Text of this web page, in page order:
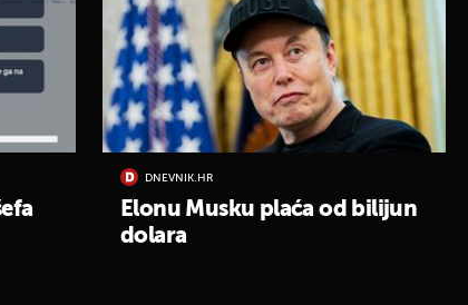
DNEVNIK.HR
Elonu Musku plaća od bilijun
dolara